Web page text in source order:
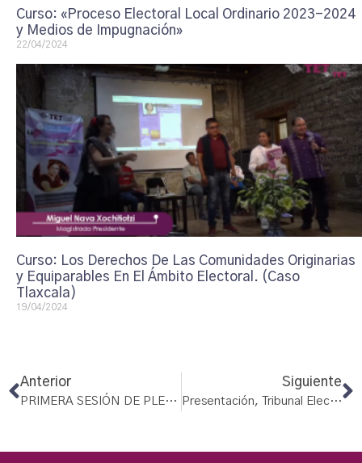
Curso: «Proceso Electoral Local Ordinario 2023-2024
y Medios de Impugnación»
22/04/2024
Curso: Los Derechos De Las Comunidades Originarias
y Equiparables En El Ámbito Electoral. (Caso
Tlaxcala)
19/04/2024
Anterior
PRIMERA SESIÓN DE PLENO DEL TET INFANTIL
Siguiente
Presentación, Tribunal Electoral Infantil Tlaxcala 2022